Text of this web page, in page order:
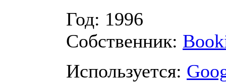
Год: 1996
Собственник:
Используется: